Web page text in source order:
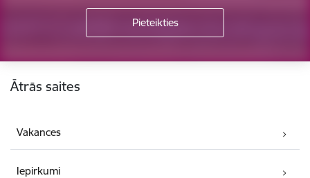
Ātrās saites
Vakances
Iepirkumi